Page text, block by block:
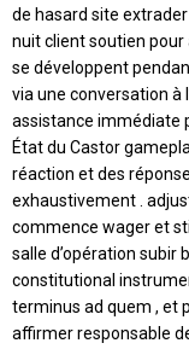
de hasard site
nuit client soutien
se développent
via une conversation à
assistance immédiate
État du Castor
réaction et des
exhaustivement .
commence wager et
salle d’opération subir
constitutional
terminus ad quem , et
affirmer responsable